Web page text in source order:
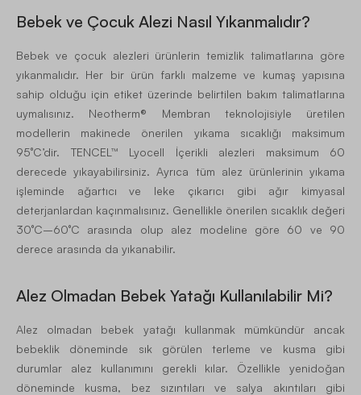
Bebek ve Çocuk Alezi Nasıl Yıkanmalıdır?
Bebek ve çocuk alezleri ürünlerin temizlik talimatlarına göre
yıkanmalıdır. Her bir ürün farklı malzeme ve kumaş yapısına
sahip olduğu için etiket üzerinde belirtilen bakım talimatlarına
uymalısınız. Neotherm® Membran teknolojisiyle üretilen
modellerin makinede önerilen yıkama sıcaklığı maksimum
95°C’dir. TENCEL™ Lyocell İçerikli alezleri maksimum 60
derecede yıkayabilirsiniz. Ayrıca tüm alez ürünlerinin yıkama
işleminde ağartıcı ve leke çıkarıcı gibi ağır kimyasal
deterjanlardan kaçınmalısınız. Genellikle önerilen sıcaklık değeri
30°C–60°C arasında olup alez modeline göre 60 ve 90
derece arasında da yıkanabilir.
Alez Olmadan Bebek Yatağı Kullanılabilir Mi?
Alez olmadan bebek yatağı kullanmak mümkündür ancak
bebeklik döneminde sık görülen terleme ve kusma gibi
durumlar alez kullanımını gerekli kılar. Özellikle yenidoğan
döneminde kusma, bez sızıntıları ve salya akıntıları gibi